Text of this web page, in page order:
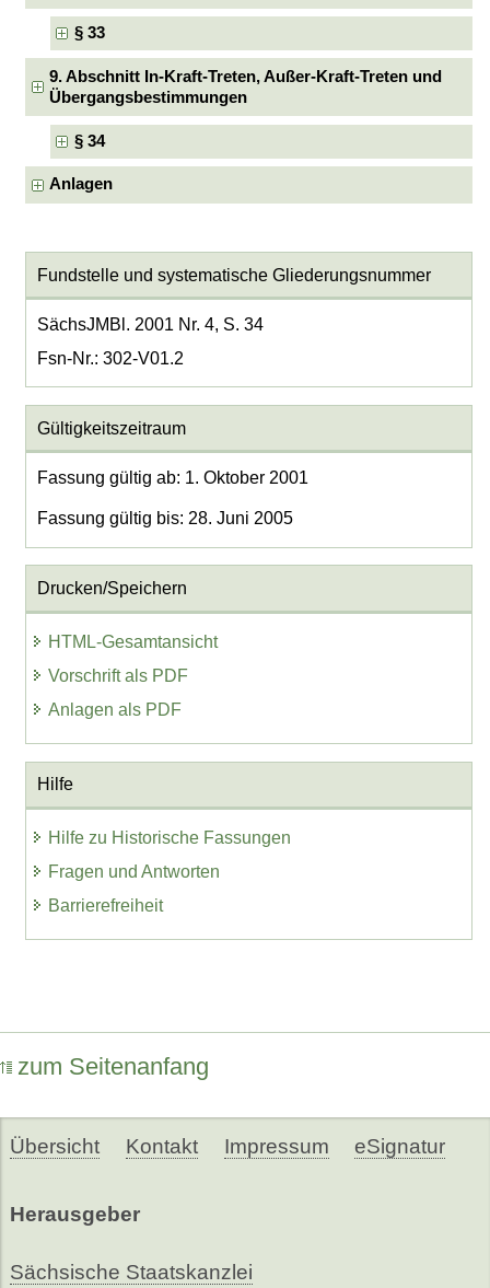
§ 33
9. Abschnitt In-Kraft-Treten, Außer-Kraft-Treten und
Übergangsbestimmungen
§ 34
Anlagen
Fundstelle und systematische Gliederungsnummer
SächsJMBl. 2001 Nr. 4, S. 34
Fsn-Nr.: 302-V01.2
Gültigkeitszeitraum
Fassung gültig ab: 1. Oktober 2001
Fassung gültig bis: 28. Juni 2005
Drucken/Speichern
HTML-Gesamtansicht
Vorschrift als PDF
Anlagen als PDF
Hilfe
Hilfe zu Historische Fassungen
Fragen und Antworten
Barrierefreiheit
zum Seitenanfang
Übersicht Kontakt Impressum eSignatur
Herausgeber
Sächsische Staatskanzlei